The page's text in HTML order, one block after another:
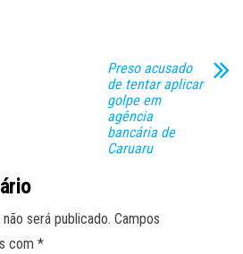
Preso acusado
de tentar aplicar
golpe em
agência
bancária de
Caruaru
será publicado. Campos
com *